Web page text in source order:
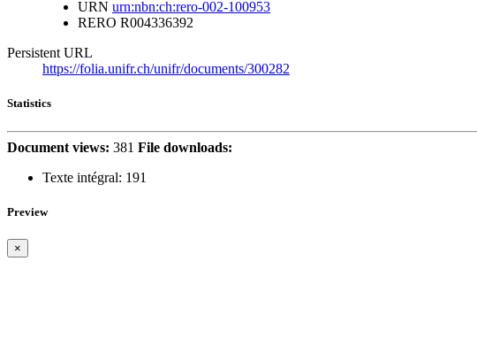
URN urn:nbn:ch:rero-002-100953
RERO R004336392
Persistent URL
https://folia.unifr.ch/unifr/documents/300282
Statistics
Document views: 381 File downloads:
Texte intégral: 191
Preview
×